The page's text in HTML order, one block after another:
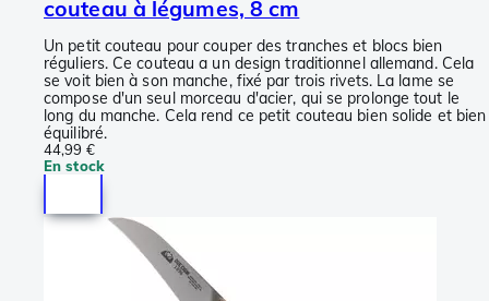
couteau à légumes, 8 cm
Un petit couteau pour couper des tranches et blocs bien
réguliers. Ce couteau a un design traditionnel allemand. Cela
se voit bien à son manche, fixé par trois rivets. La lame se
compose d'un seul morceau d'acier, qui se prolonge tout le
long du manche. Cela rend ce petit couteau bien solide et bien
équilibré.
44,99 €
En stock